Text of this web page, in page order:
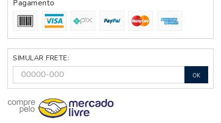
Pagamento
SIMULAR FRETE:
OK